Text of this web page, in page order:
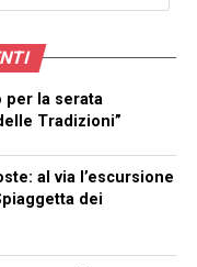
per la serata
Tradizioni”
al via l’escursione
dei